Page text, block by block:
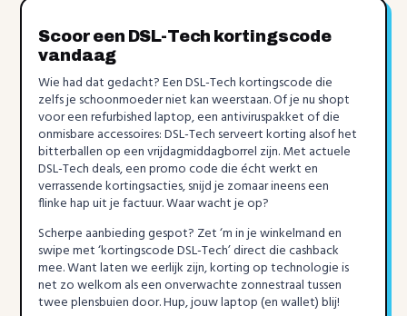
Scoor een DSL-Tech kortingscode
vandaag
Wie had dat gedacht? Een DSL-Tech kortingscode die
zelfs je schoonmoeder niet kan weerstaan. Of je nu shopt
voor een refurbished laptop, een antiviruspakket of die
onmisbare accessoires: DSL-Tech serveert korting alsof het
bitterballen op een vrijdagmiddagborrel zijn. Met actuele
DSL-Tech deals, een promo code die écht werkt en
verrassende kortingsacties, snijd je zomaar ineens een
flinke hap uit je factuur. Waar wacht je op?
Scherpe aanbieding gespot? Zet ‘m in je winkelmand en
swipe met ‘kortingscode DSL-Tech’ direct die cashback
mee. Want laten we eerlijk zijn, korting op technologie is
net zo welkom als een onverwachte zonnestraal tussen
twee plensbuien door. Hup, jouw laptop (en wallet) blij!